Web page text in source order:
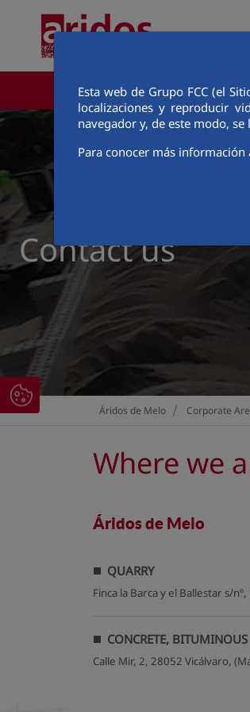
Skip to Main Content
Esta web de Grupo FCC (el
localizaciones y reproducir
navegador y, de este modo,
Para conocer más información
Contact us
Áridos de Melo Corporate
Where we
Áridos de Melo
QUARRY
Finca la Barca y el Ballestar s/
CONCRETE,
Calle Mir, 2, 28052 Vicálvaro,